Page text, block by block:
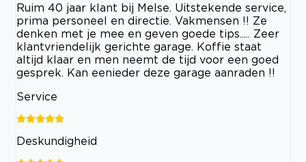
Ruim 40 jaar klant bij Melse. Uitstekende service,
prima personeel en directie. Vakmensen !! Ze
denken met je mee en geven goede tips..... Zeer
klantvriendelijk gerichte garage. Koffie staat
altijd klaar en men neemt de tijd voor een goed
gesprek. Kan eenieder deze garage aanraden !!
Service
Deskundigheid